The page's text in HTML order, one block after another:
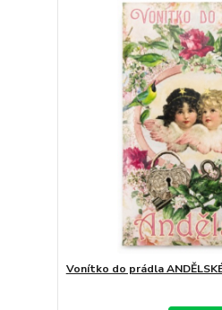
Vonítko do prádla